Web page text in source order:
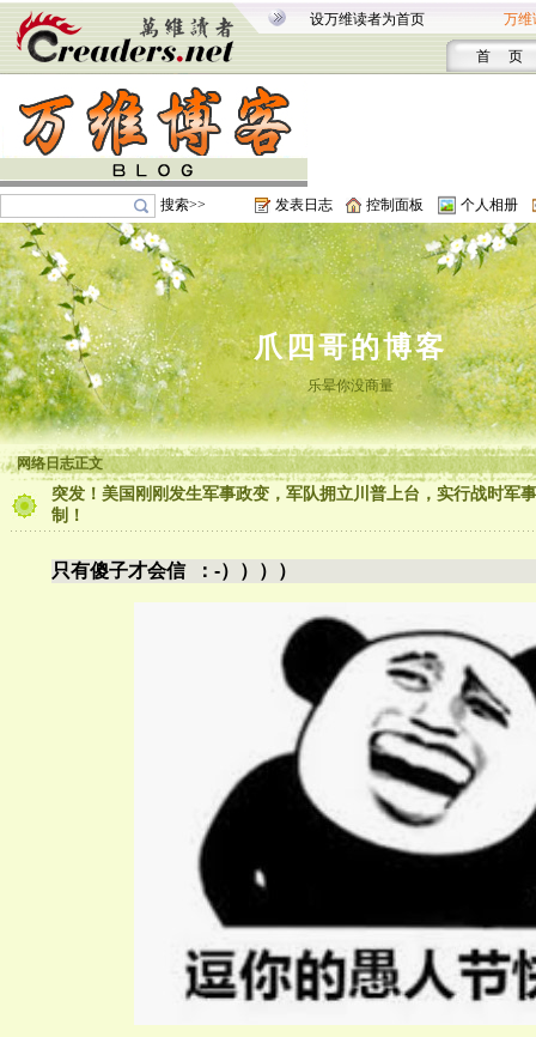
设万维读者为首页 万维
首 页
搜索>> 发表日志 控制面板 个人相册
爪四哥的博客
乐晕你没商量
网络日志正文
突发！美国刚刚发生军事政变，军队拥立川普上台，实行战时军
制！
只有傻子才会信 ：-））））